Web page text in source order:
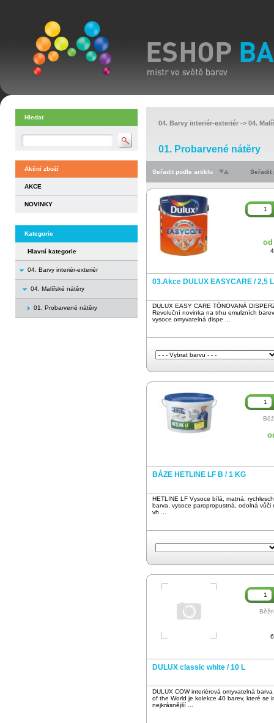
Hledat
Akční zboží
AKCE
NOVINKY
Kategorie
Hlavní kategorie
04. Barvy interiér-exteriér
04. Malířské nátěry
01. Probarvené nátěry
04. Barvy interiér-exteriér -> 04.
01. Probarvené nátěry
Seřadit podle artiklu Seřadit
03.Akce DULUX EASYCARE / 2,5 L
DULUX EASY CARE TÓNOVANÁ
Revoluční novinka na trhu emulzních
vysoce omyvatelná dispe ...
BÁZE HETLINE LF B / 1 KG
HETLINE LF Vysoce bílá, matná,
barva, vysoce paropropustná, odolná vůči
vh ...
DULUX classic white / 10 L
DULUX COW interiérová omyvatelná
of the World je kolekce 40 barev, které se
nejkrásnější ...